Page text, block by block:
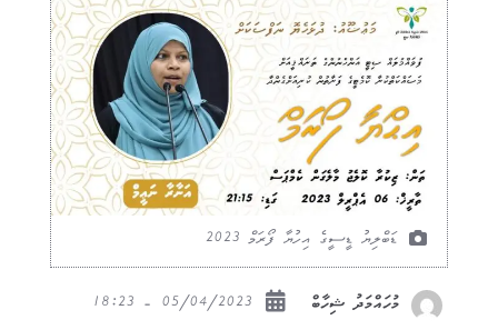
ޑަބްލިޔު ޑީސީގެ އިހުޔާ ފޯރަމް 2023
މުހައްމަދު ޝިހާބް